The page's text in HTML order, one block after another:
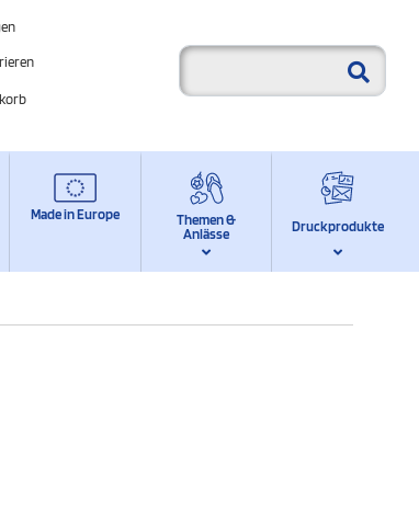
Made in Europe
Themen &
Anlässe
Druckprodukte